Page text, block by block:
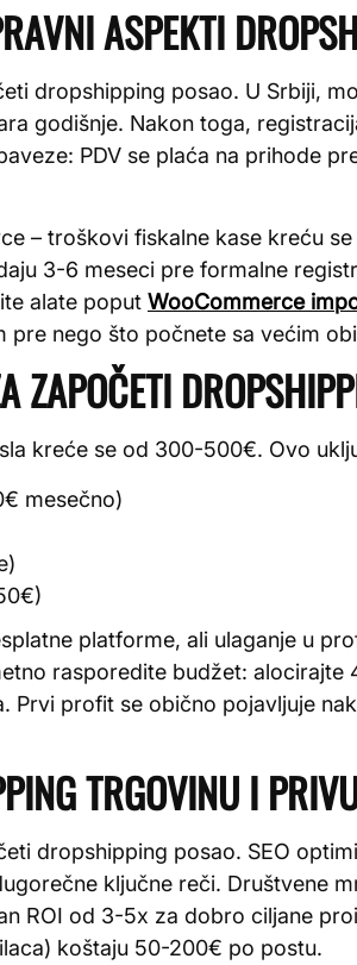
ASPEKTI
dropshipping posao. U Srbiji,
godišnje. Nakon toga,
PDV se plaća na prihode
– troškovi fiskalne kase kreću
3-6 meseci pre formalne
alate poput WooCommerce
pre nego što počnete sa većim
ZAPOČETI
kreće se od 300-500€. Ovo
mesečno)
platforme, ali ulaganje u
rasporedite budžet: alocirajte
Prvi profit se obično pojavljuje
TRGOVINU I
dropshipping posao. SEO
ključne reči. Društvene
ROI od 3-5x za dobro ciljane
koštaju 50-200€ po postu.